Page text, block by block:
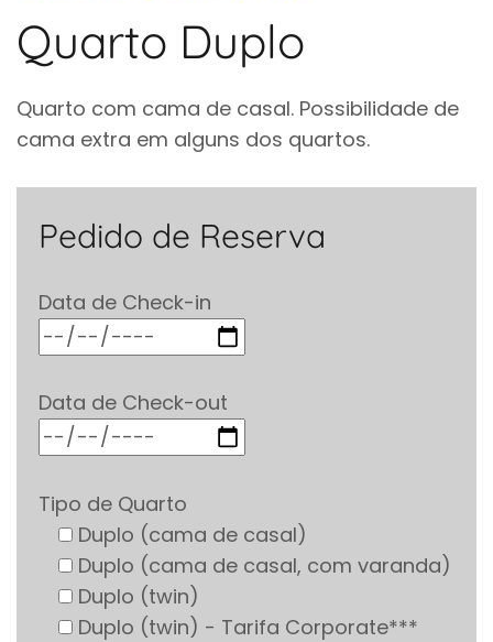
Quarto Duplo
Quarto com cama de casal. Possibilidade de
cama extra em alguns dos quartos.
Pedido de Reserva
Data de Check-in
Data de Check-out
Tipo de Quarto
Duplo (cama de casal)
Duplo (cama de casal, com varanda)
Duplo (twin)
Duplo (twin) - Tarifa Corporate***